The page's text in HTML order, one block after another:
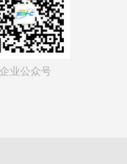
企业公众号